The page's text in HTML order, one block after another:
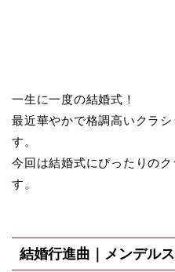
一生に一度の結婚式！
最近華やかで格調高いクラ
す。
今回は結婚式にぴったりの
す。
結婚行進曲｜メンデル